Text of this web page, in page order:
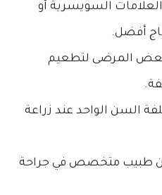
العلامات السويسرية أو
أفضل.
بعض المرضى لتطعيم
السن الواحد عند زراعة
طبيب متخصص في جراحة